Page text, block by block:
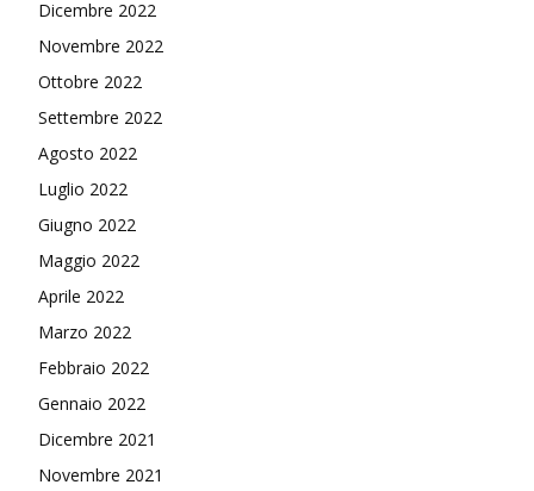
Dicembre 2022
Novembre 2022
Ottobre 2022
Settembre 2022
Agosto 2022
Luglio 2022
Giugno 2022
Maggio 2022
Aprile 2022
Marzo 2022
Febbraio 2022
Gennaio 2022
Dicembre 2021
Novembre 2021